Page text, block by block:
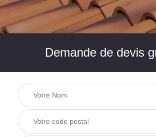
Demande de devis